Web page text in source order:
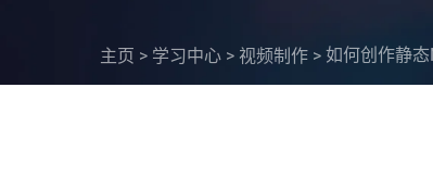
主页 > 学习中心 > 视频制作 > 如何创作静态